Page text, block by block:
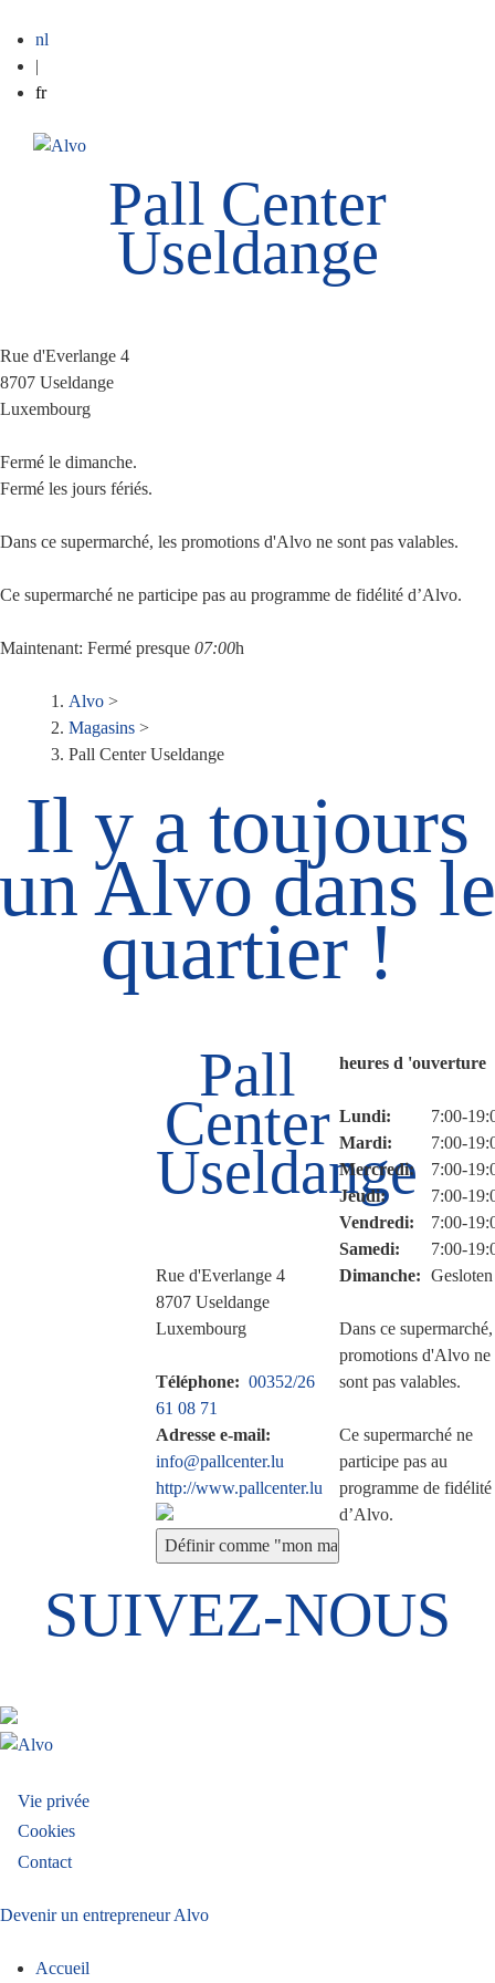
nl
|
fr
Pall Center
Useldange
Rue d'Everlange 4
8707 Useldange
Luxembourg
Fermé le dimanche.
Fermé les jours fériés.
Dans ce supermarché, les promotions d'Alvo ne sont pas valables.
Ce supermarché ne participe pas au programme de fidélité d’Alvo.
Maintenant: Fermé presque 07:00h
Fil
d'Ariane
Alvo >
Magasins >
Pall Center Useldange
Il y a toujours
un Alvo dans le
quartier !
Pall
Center
Useldange
Rue d'Everlange 4
8707 Useldange
Luxembourg
Téléphone
00352/26
61 08 71
Adresse e-mail
info@pallcenter.lu
http://www.pallcenter.lu
heures d 'ouverture
Jour
Time
slot
Lundi:
7:00-
Mardi:
7:00-
Mercredi:
7:00-
Jeudi:
7:00-
Vendredi:
7:00-
Samedi:
7:00-
Dimanche: Gesloten
Dans ce
promotions d'Alvo ne
sont pas valables.
Ce supermarché ne
participe pas au
programme de fidélité
d’Alvo.
SUIVEZ-NOUS
Menu
Pied
de
page
Vie privée
Cookies
Contact
Devenir un entrepreneur Alvo
Accueil